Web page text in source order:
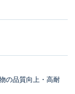
の品質向上・高耐